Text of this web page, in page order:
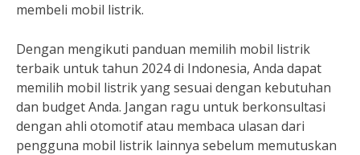
membeli mobil listrik.
Dengan mengikuti panduan memilih mobil listrik
terbaik untuk tahun 2024 di Indonesia, Anda dapat
memilih mobil listrik yang sesuai dengan kebutuhan
dan budget Anda. Jangan ragu untuk berkonsultasi
dengan ahli otomotif atau membaca ulasan dari
pengguna mobil listrik lainnya sebelum memutuskan